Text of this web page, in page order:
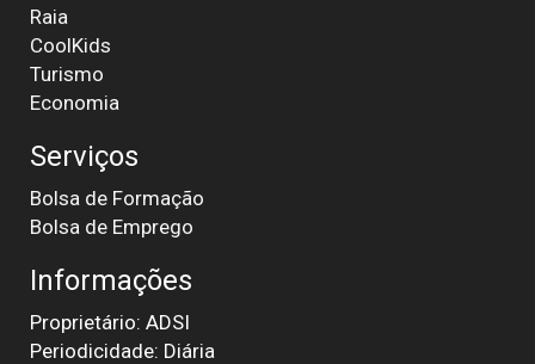
Raia
CoolKids
Turismo
Economia
Serviços
Bolsa de Formação
Bolsa de Emprego
Informações
Proprietário: ADSI
Periodicidade: Diária